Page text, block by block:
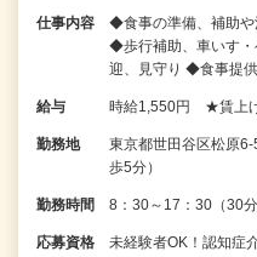
仕事内容
◆食事の準備、補助
◆歩行補助、車いす
迎、見守り ◆食事提
給与 時給1,550円 ★賃上げ
勤務地
東京都世田谷区松原
歩5分）
勤務時間 8：30～17：30（30
応募資格 未経験者OK！認知症